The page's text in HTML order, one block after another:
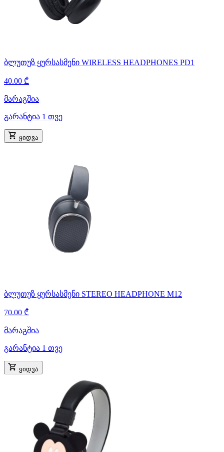
ბლუთუზ ყურსასმენი WIRELESS HEADPHONES PD1
40.00 ₾
მარაგშია
გარანტია 1 თვე
ყიდვა
ბლუთუზ ყურსასმენი STEREO HEADPHONE M12
70.00 ₾
მარაგშია
გარანტია 1 თვე
ყიდვა